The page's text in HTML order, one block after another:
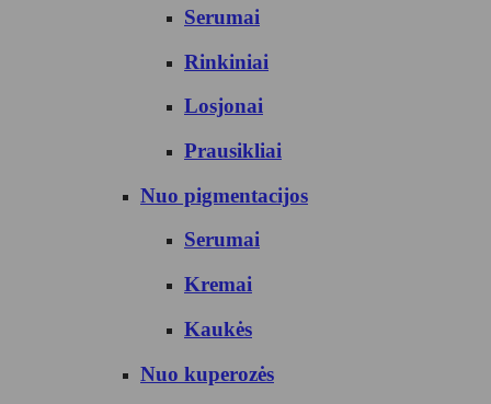
Serumai
Rinkiniai
Losjonai
Prausikliai
Nuo pigmentacijos
Serumai
Kremai
Kaukės
Nuo kuperozės